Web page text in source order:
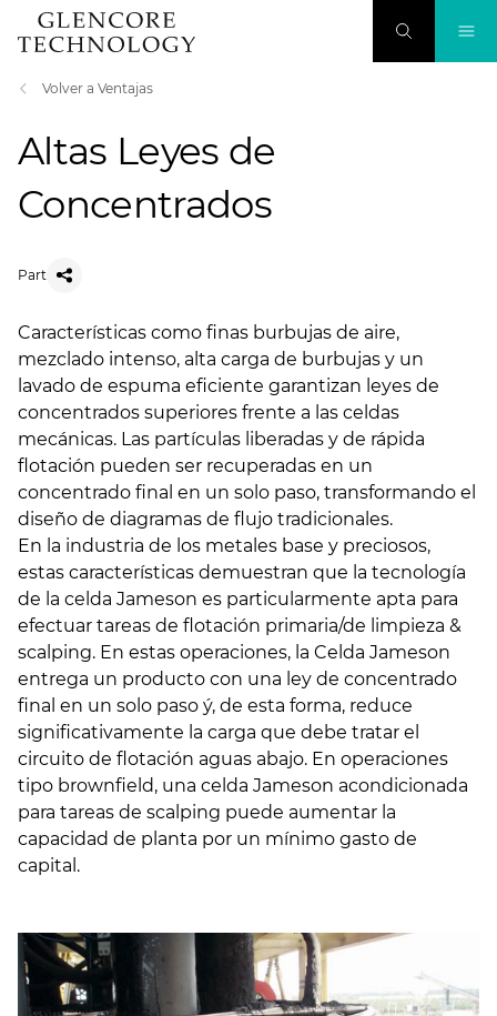
Volver a Ventajas
Altas Leyes de
Concentrados
Part
Características como finas burbujas de aire,
mezclado intenso, alta carga de burbujas y un
lavado de espuma eficiente garantizan leyes de
concentrados superiores frente a las celdas
mecánicas. Las partículas liberadas y de rápida
flotación pueden ser recuperadas en un
concentrado final en un solo paso, transformando el
diseño de diagramas de flujo tradicionales.
En la industria de los metales base y preciosos,
estas características demuestran que la tecnología
de la celda Jameson es particularmente apta para
efectuar tareas de flotación primaria/de limpieza &
scalping. En estas operaciones, la Celda Jameson
entrega un producto con una ley de concentrado
final en un solo paso ý, de esta forma, reduce
significativamente la carga que debe tratar el
circuito de flotación aguas abajo. En operaciones
tipo brownfield, una celda Jameson acondicionada
para tareas de scalping puede aumentar la
capacidad de planta por un mínimo gasto de
capital.